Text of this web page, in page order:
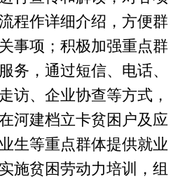
程作详细介绍，方便群
事项；积极加强重点群
务，通过短信、电话、
访、企业协查等方式，
河建档立卡贫困户及应
生等重点群体提供就业
施贫困劳动力培训，组